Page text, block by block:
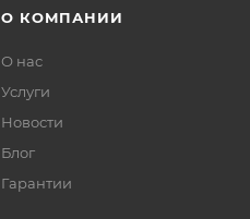
О КОМПАНИИ
О нас
Услуги
Новости
Блог
Гарантии